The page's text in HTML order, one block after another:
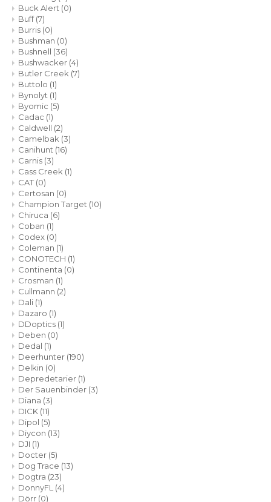
Buck Alert (0)
Buff(7)
Burris (0)
Bushman (0)
Bushnell (36)
Bushwacker (4)
Butler Creek (7)
Buttolo (1)
Bynolyt (1)
Byomic (5)
Cadac (1)
Caldwell (2)
Camelbak (3)
Canihunt (16)
Carnis (3)
Cass Creek (1)
CAT (0)
Certosan (0)
Champion Target (10)
Chiruca (6)
Coban (1)
Codex (0)
Coleman (1)
CONOTECH (1)
Continenta (0)
Crosman (1)
Cullmann (2)
Dali (1)
Dazaro (1)
DDoptics (1)
Deben (0)
Dedal (1)
Deerhunter (190)
Delkin (0)
Depredetarier (1)
Der Sauenbinder (3)
Diana (3)
DICK (11)
Dipol (5)
Diycon (13)
DJI (1)
Docter (5)
Dog Trace (13)
Dogtra (23)
DonnyFL (4)
Dörr (0)